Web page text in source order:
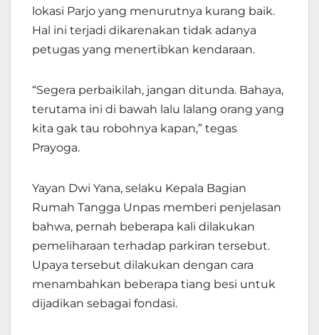
lokasi Parjo yang menurutnya kurang baik.
Hal ini terjadi dikarenakan tidak adanya
petugas yang menertibkan kendaraan.
“Segera perbaikilah, jangan ditunda. Bahaya,
terutama ini di bawah lalu lalang orang yang
kita gak tau robohnya kapan,” tegas
Prayoga.
Yayan Dwi Yana, selaku Kepala Bagian
Rumah Tangga Unpas memberi penjelasan
bahwa, pernah beberapa kali dilakukan
pemeliharaan terhadap parkiran tersebut.
Upaya tersebut dilakukan dengan cara
menambahkan beberapa tiang besi untuk
dijadikan sebagai fondasi.